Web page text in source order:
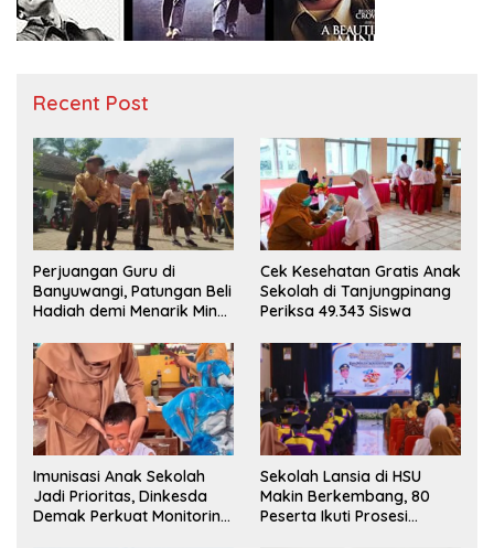
Recent Post
Perjuangan Guru di
Banyuwangi, Patungan Beli
Hadiah demi Menarik Minat
Cek Kesehatan Gratis Anak
Sekolah di Tanjungpinang
Periksa 49.343 Siswa
Imunisasi Anak Sekolah
Jadi Prioritas, Dinkesda
Demak Perkuat Monitoring
Sekolah Lansia di HSU
Makin Berkembang, 80
Peserta Ikuti Prosesi